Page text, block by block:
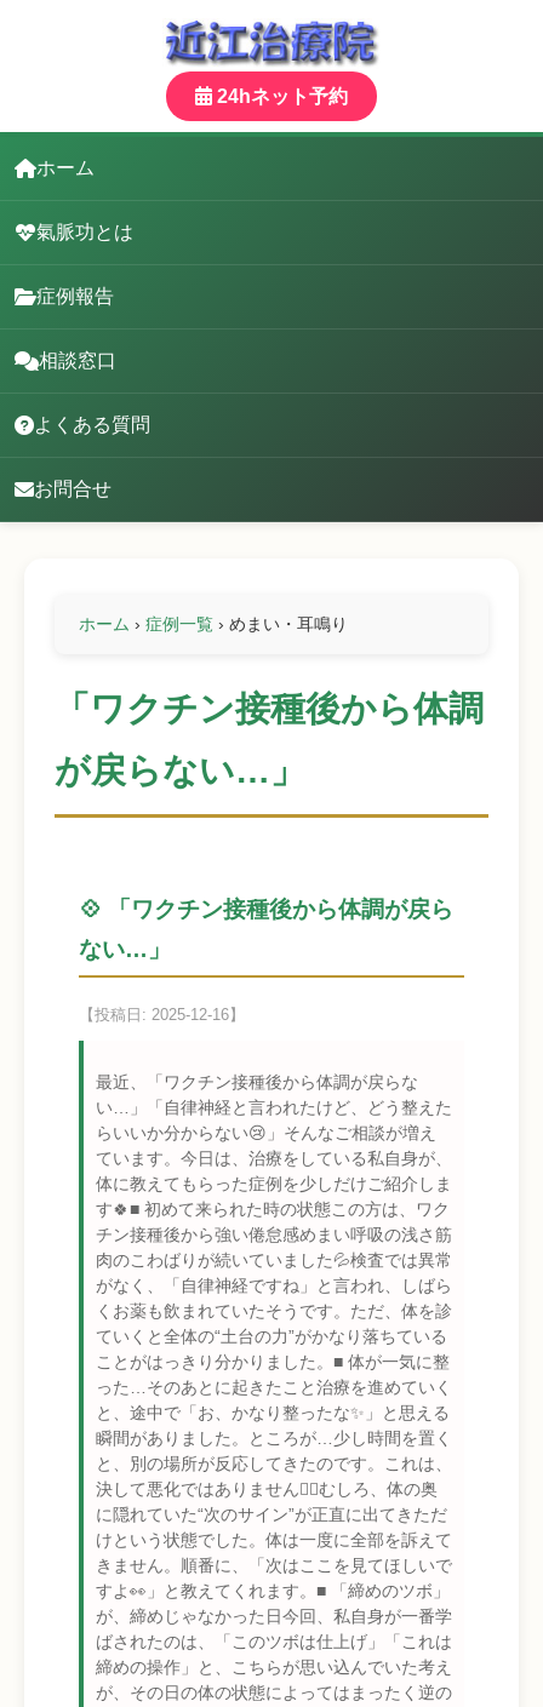
24hネット予約
ホーム
氣脈功とは
症例報告
相談窓口
よくある質問
お問合せ
ホーム › 症例一覧 › めまい・耳鳴り
「ワクチン接種後から体調
が戻らない…」
💠 「ワクチン接種後から体調が戻ら
ない…」
【投稿日: 2025-12-16】
最近、「ワクチン接種後から体調が戻らな
い…」「自律神経と言われたけど、どう整えた
らいいか分からない😢」そんなご相談が増え
ています。今日は、治療をしている私自身が、
体に教えてもらった症例を少しだけご紹介しま
す🍀■ 初めて来られた時の状態この方は、ワク
チン接種後から強い倦怠感めまい呼吸の浅さ筋
肉のこわばりが続いていました💦検査では異常
がなく、「自律神経ですね」と言われ、しばら
くお薬も飲まれていたそうです。ただ、体を診
ていくと全体の“土台の力”がかなり落ちている
ことがはっきり分かりました。■ 体が一気に整
った…そのあとに起きたこと治療を進めていく
と、途中で「お、かなり整ったな✨」と思える
瞬間がありました。ところが…少し時間を置く
と、別の場所が反応してきたのです。これは、
決して悪化ではありません🙅‍♂️むしろ、体の奥
に隠れていた“次のサイン”が正直に出てきただ
けという状態でした。体は一度に全部を訴えて
きません。順番に、「次はここを見てほしいで
すよ👀」と教えてくれます。■ 「締めのツボ」
が、締めじゃなかった日今回、私自身が一番学
ばされたのは、「このツボは仕上げ」「これは
締めの操作」と、こちらが思い込んでいた考え
が、その日の体の状態によってはまったく逆の